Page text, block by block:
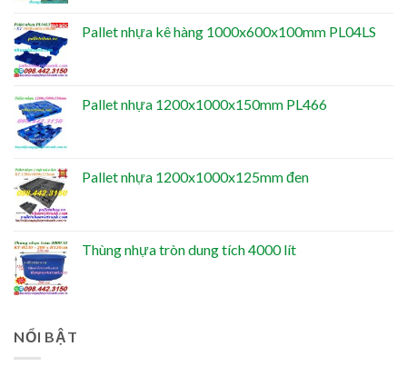
Pallet nhựa kê hàng 1000x600x100mm PL04LS
Pallet nhựa 1200x1000x150mm PL466
Pallet nhựa 1200x1000x125mm đen
Thùng nhựa tròn dung tích 4000 lít
NỔI BẬT